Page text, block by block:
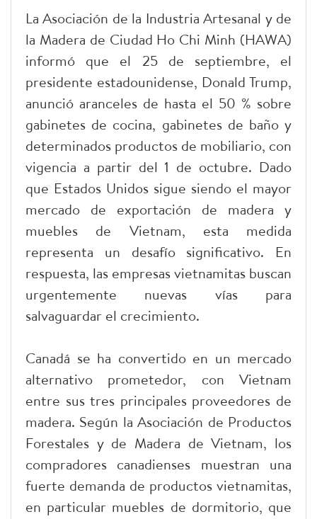
La Asociación de la Industria Artesanal y de
la Madera de Ciudad Ho Chi Minh (HAWA)
informó que el 25 de septiembre, el
presidente estadounidense, Donald Trump,
anunció aranceles de hasta el 50 % sobre
gabinetes de cocina, gabinetes de baño y
determinados productos de mobiliario, con
vigencia a partir del 1 de octubre. Dado
que Estados Unidos sigue siendo el mayor
mercado de exportación de madera y
muebles de Vietnam, esta medida
representa un desafío significativo. En
respuesta, las empresas vietnamitas buscan
urgentemente nuevas vías para
salvaguardar el crecimiento.
Canadá se ha convertido en un mercado
alternativo prometedor, con Vietnam
entre sus tres principales proveedores de
madera. Según la Asociación de Productos
Forestales y de Madera de Vietnam, los
compradores canadienses muestran una
fuerte demanda de productos vietnamitas,
en particular muebles de dormitorio, que